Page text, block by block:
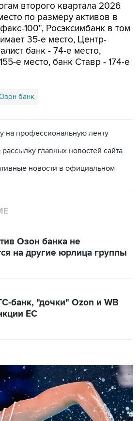
второго квартала 2026
по размеру активов в
100", Росэксимбанк в том
35-е место, Центр-
банк - 74-е место,
е место, банк Ставр - 174-е
банк
на профессиональную ленту
главных новостей сайта
новости в официальном
Озон банка не
на другие юрлица группы
банк, "дочки" Ozon и WB
ЕС